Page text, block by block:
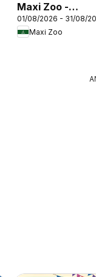
Maxi Zoo -
Månedsavis
August
01/08/2026 - 31/08/
Maxi Zoo